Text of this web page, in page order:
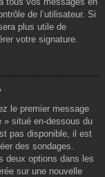
de l’utilisateur. Si
plus utile de
votre signature.
le premier message
» situé en-dessous du
pas disponible, il est
des sondages.
deux options dans les
sur une nouvelle